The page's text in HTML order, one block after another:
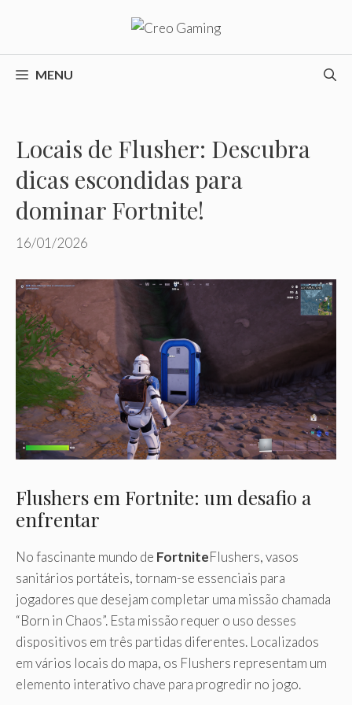
o
conteúdoMENU
Locais de Flusher: Descubra
dicas escondidas para
dominar Fortnite!
16/01/2026
Flushers em Fortnite: um desafio a
enfrentar
No fascinante mundo de FortniteFlushers, vasos
sanitários portáteis, tornam-se essenciais para
jogadores que desejam completar uma missão chamada
“Born in Chaos”. Esta missão requer o uso desses
dispositivos em três partidas diferentes. Localizados
em vários locais do mapa, os Flushers representam um
elemento interativo chave para progredir no jogo.